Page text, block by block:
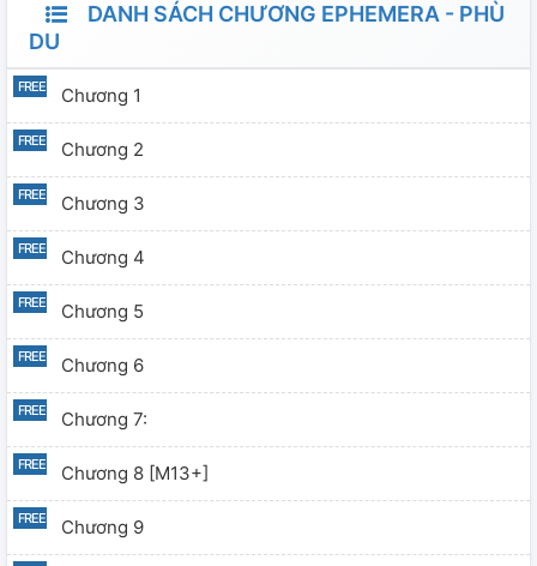
DANH SÁCH CHƯƠNG EPHEMERA - PHÙ
DU
Chương 1
Chương 2
Chương 3
Chương 4
Chương 5
Chương 6
Chương 7:
Chương 8 [M13+]
Chương 9